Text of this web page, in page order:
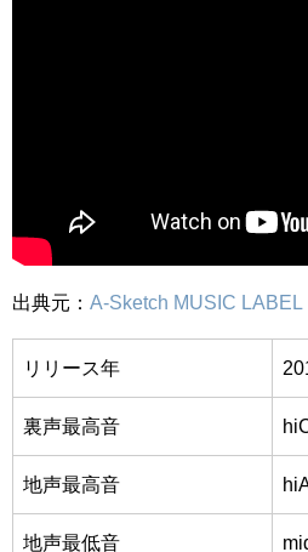
出典元： A-Sketch MUSIC LABEL
リリース年
裏声最高音
地声最高音
地声最低音